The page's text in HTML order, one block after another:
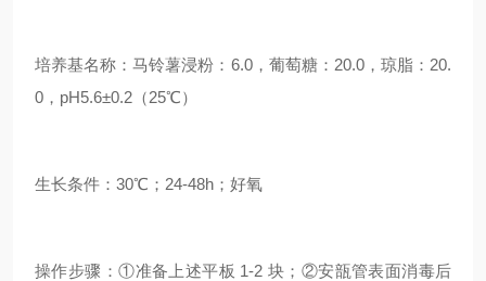
培养基名称：马铃薯浸粉：6.0，葡萄糖：20.0，琼脂：20.
0，pH5.6±0.2（25℃）
生长条件：30℃；24-48h；好氧
操作步骤：①准备上述平板 1-2 块；②安瓿管表面消毒后